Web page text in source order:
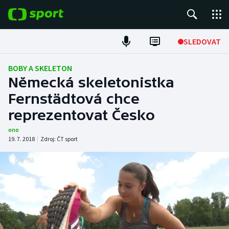
SLEDOVAT
Fotbal
Hokej
Tenis
Atletika
Cyklistika
DALŠÍ SPORTY
Americký fotbal
NEPŘEHLÉDNĚTE
BOBY A SKELETON
Německá skeletonistka
Fernstädtová chce
reprezentovat Česko
ono
19. 7. 2018 | Zdroj: ČT sport